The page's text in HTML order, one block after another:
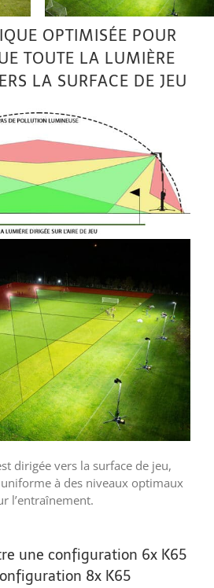
OPTIMISÉE POUR
TOUTE LA LUMIÈRE
LA SURFACE DE JEU
dirigée vers la surface de jeu,
à des niveaux optimaux
l’entraînement.
une configuration 6x K65
8x K65